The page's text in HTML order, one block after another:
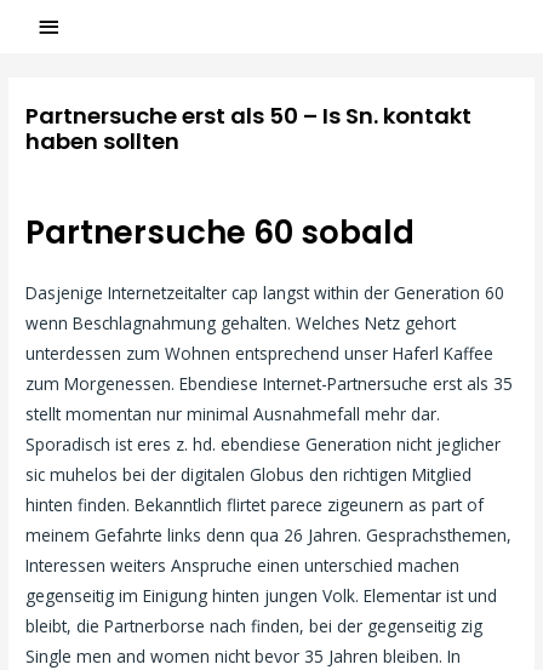
Partnersuche erst als 50 – Is Sn. kontakt
haben sollten
Partnersuche 60 sobald
Dasjenige Internetzeitalter cap langst within der Generation 60
wenn Beschlagnahmung gehalten. Welches Netz gehort
unterdessen zum Wohnen entsprechend unser Haferl Kaffee
zum Morgenessen. Ebendiese Internet-Partnersuche erst als 35
stellt momentan nur minimal Ausnahmefall mehr dar.
Sporadisch ist eres z. hd. ebendiese Generation nicht jeglicher
sic muhelos bei der digitalen Globus den richtigen Mitglied
hinten finden. Bekanntlich flirtet parece zigeunern as part of
meinem Gefahrte links denn qua 26 Jahren. Gesprachsthemen,
Interessen weiters Anspruche einen unterschied machen
gegenseitig im Einigung hinten jungen Volk. Elementar ist und
bleibt, die Partnerborse nach finden, bei der gegenseitig zig
Single men and women nicht bevor 35 Jahren bleiben. In